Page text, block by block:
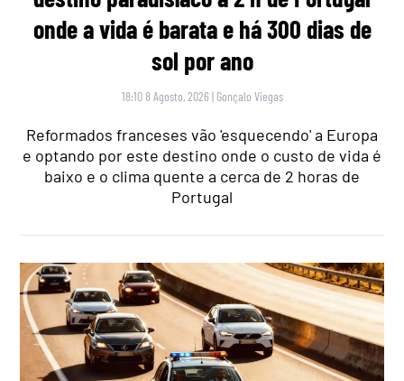
onde a vida é barata e há 300 dias de
sol por ano
18:10 8 Agosto, 2026 | Gonçalo Viegas
Reformados franceses vão 'esquecendo' a Europa
e optando por este destino onde o custo de vida é
baixo e o clima quente a cerca de 2 horas de
Portugal